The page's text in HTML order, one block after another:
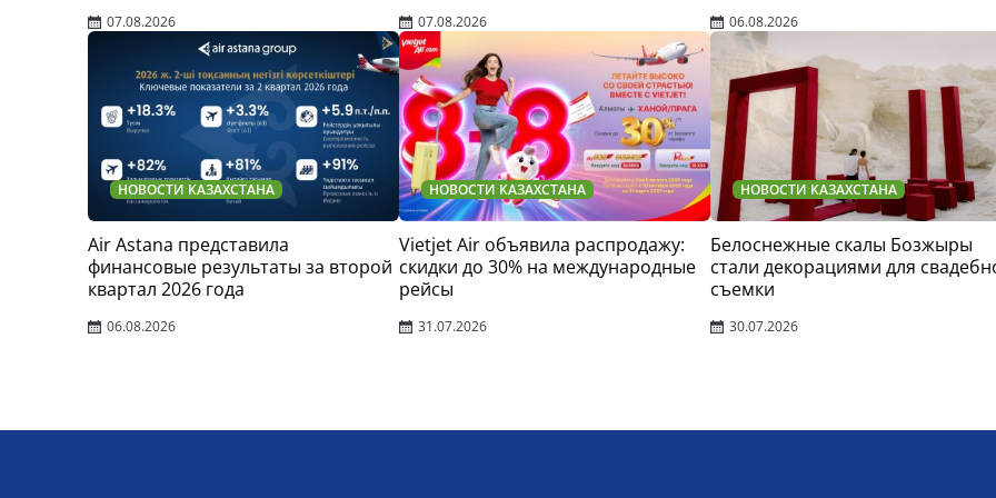
07.08.2026 07.08.2026 06.08.2026
НОВОСТИ КАЗАХСТАНА
Air Astana представила
финансовые результаты за второй
квартал 2026 года
06.08.2026
НОВОСТИ КАЗАХСТАНА
Vietjet Air объявила распродажу:
скидки до 30% на международные
рейсы
31.07.2026
НОВОСТИ КАЗАХСТАНА
Белоснежные скалы Бозжыры
стали декорациями для
съемки
30.07.2026